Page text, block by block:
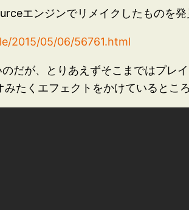
エンジンでリメイクしたものを発
2015/05/06/56761.html
だが、とりあえずそこまではプレ
たくエフェクトをかけているところ